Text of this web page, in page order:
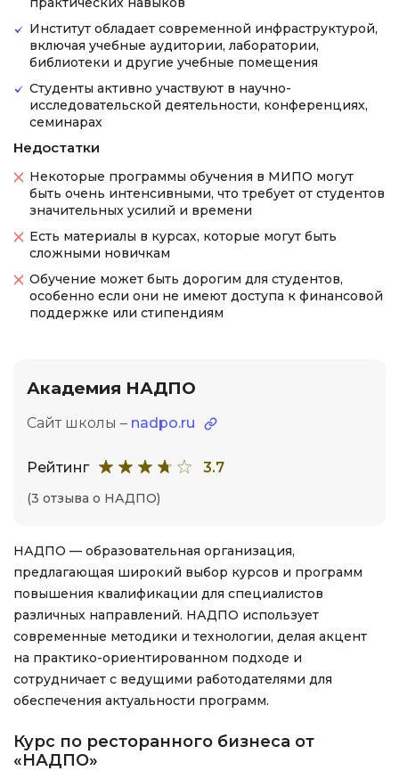
Институт обладает современной инфраструктурой,
включая учебные аудитории, лаборатории,
библиотеки и другие учебные помещения
Студенты активно участвуют в научно-
исследовательской деятельности, конференциях,
семинарах
Недостатки
Некоторые программы обучения в МИПО могут
быть очень интенсивными, что требует от студентов
значительных усилий и времени
Есть материалы в курсах, которые могут быть
сложными новичкам
Обучение может быть дорогим для студентов,
особенно если они не имеют доступа к финансовой
поддержке или стипендиям
Академия НАДПО
Сайт школы – nadpo.ru
Рейтинг 3.7
(3 отзыва о НАДПО)
НАДПО — образовательная организация,
предлагающая широкий выбор курсов и программ
повышения квалификации для специалистов
различных направлений. НАДПО использует
современные методики и технологии, делая акцент
на практико-ориентированном подходе и
сотрудничает с ведущими работодателями для
обеспечения актуальности программ.
Курс по ресторанного бизнеса от
«НАДПО»